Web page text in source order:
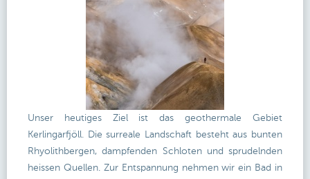
Unser heutiges Ziel ist das geothermale Gebiet
Kerlingarfjöll. Die surreale Landschaft besteht aus bunten
Rhyolithbergen, dampfenden Schloten und sprudelnden
heissen Quellen. Zur Entspannung nehmen wir ein Bad in